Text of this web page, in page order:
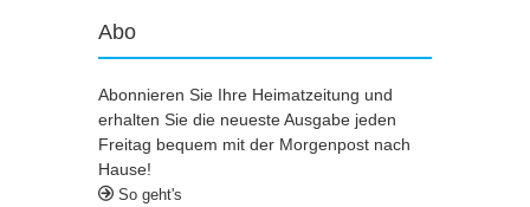
Abo
Abonnieren Sie Ihre Heimatzeitung und
erhalten Sie die neueste Ausgabe jeden
Freitag bequem mit der Morgenpost nach
Hause!
So geht's